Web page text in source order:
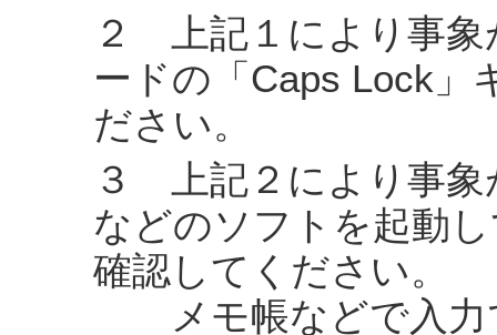
２ 上記１により事象
ードの「Caps Lock」
ださい。
３ 上記２により事象
などのソフトを起動
確認してください。
メモ帳などで入力